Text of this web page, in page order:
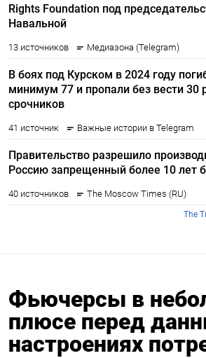
Фьючерсы в
плюсе перед
настроениях